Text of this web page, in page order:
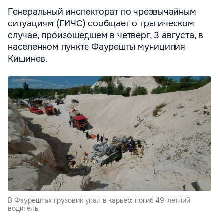
Генеральный инспекторат по чрезвычайным
ситуациям (ГИЧС) сообщает о трагическом
случае, произошедшем в четверг, 3 августа, в
населенном пункте Фаурешты муниципия
Кишинев.
В Фаурештах грузовик упал в карьер: погиб 49-летний
водитель.